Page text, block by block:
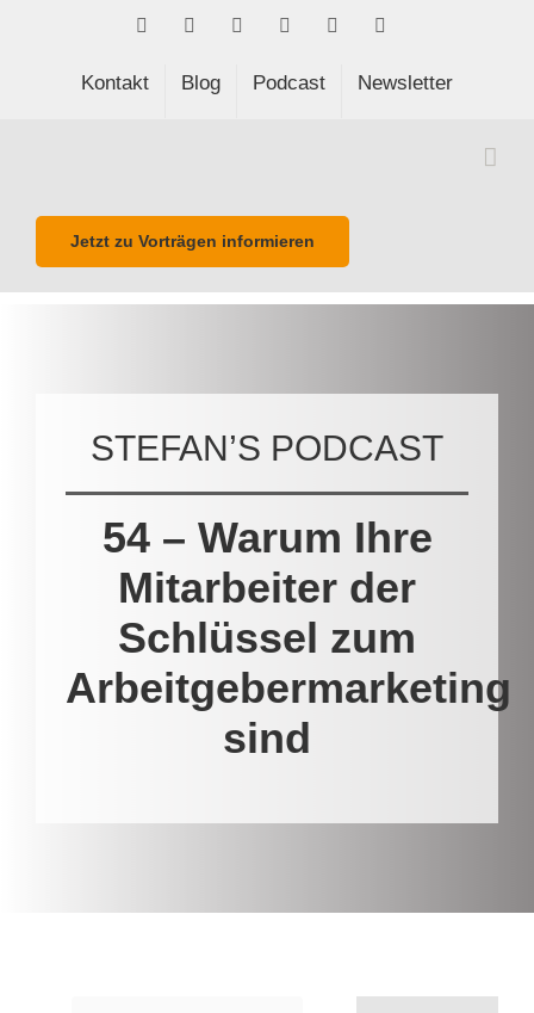
FacebookLinkedIn Spotify
Kontakt Blog Podcast Newsletter
Jetzt zu Vorträgen informieren
STEFAN’S PODCAST
54 – Warum Ihre
Mitarbeiter der
Schlüssel zum
Arbeitgebermarketing
sind